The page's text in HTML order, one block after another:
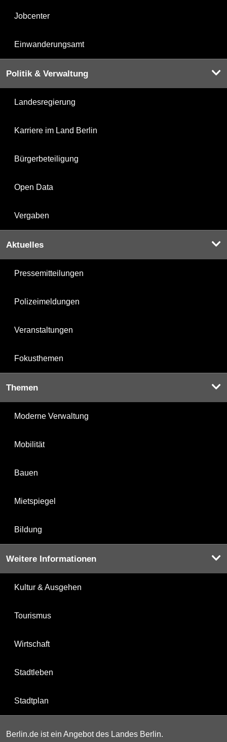
Jobcenter
Einwanderungsamt
Politik & Verwaltung
Landesregierung
Karriere im Land Berlin
Bürgerbeteiligung
Open Data
Vergaben
Aktuelles
Pressemitteilungen
Polizeimeldungen
Veranstaltungen
Fokusthemen
Themen
Moderne Verwaltung
Mobilität
Bauen
Mietspiegel
Bildung
Weitere Informationen
Kultur & Ausgehen
Tourismus
Wirtschaft
Stadtleben
Stadtplan
Berlin.de ist ein Angebot des Landes Berlin.